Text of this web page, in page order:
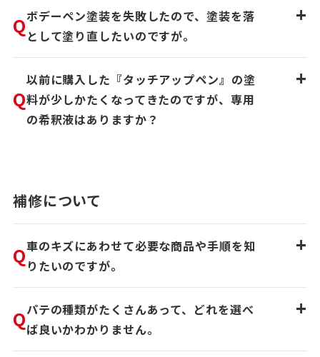
Qボデーペン塗装を失敗したので、塗装を落
として塗り直したいのですが。
+
Q
以前に購入した『タッチアップペン』の塗
料が少しかたくなってきたのですが、専用
の希釈液はありますか？
+
補修について
Q車のキズにあわせて必要な商品や手順を知
りたいのですが。
+
Qパテの種類がたくさんあって、どれを選べ
ば良いかわかりません。
+